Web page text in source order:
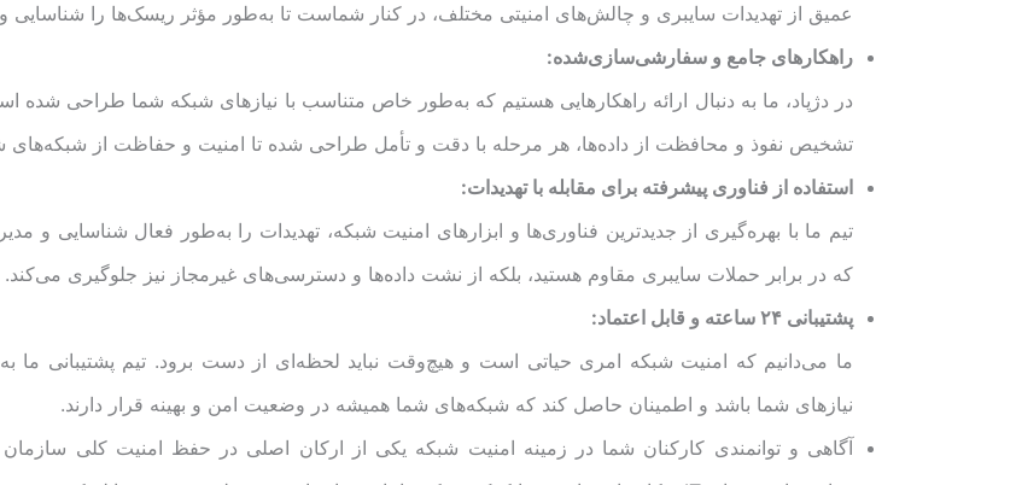
عمیق از تهدیدات سایبری و چالش‌های امنیتی مختلف، در کنار شماست تا به‌طور مؤثر ریسک‌ها را شناسایی
راهکارهای جامع و سفارشی‌سازی‌شده:
در دژپاد، ما به دنبال ارائه راهکارهایی هستیم که به‌طور خاص متناسب با نیازهای شبکه شما طراحی شده
تشخیص نفوذ و محافظت از داده‌ها، هر مرحله با دقت و تأمل طراحی شده تا امنیت و حفاظت از
استفاده از فناوری پیشرفته برای مقابله با تهدیدات:
تیم ما با بهره‌گیری از جدیدترین فناوری‌ها و ابزارهای امنیت شبکه، تهدیدات را به‌طور فعال شناسایی و
که در برابر حملات سایبری مقاوم هستید، بلکه از نشت داده‌ها و دسترسی‌های غیرمجاز نیز جلوگیری می‌کند.
پشتیبانی ۲۴ ساعته و قابل اعتماد:
نیازهای شما باشد و اطمینان حاصل کند که شبکه‌های شما همیشه در وضعیت امن و بهینه قرار دارند.
آگاهی و توانمندی کارکنان شما در زمینه امنیت شبکه یکی از ارکان اصلی در حفظ امنیت کلی سازمان